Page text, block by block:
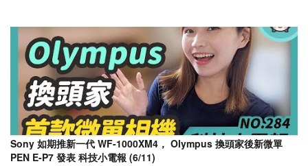
Sony 如期推新一代 WF-1000XM4， Olympus 換頭家後新微單
PEN E-P7 發表 科技小電報 (6/11)